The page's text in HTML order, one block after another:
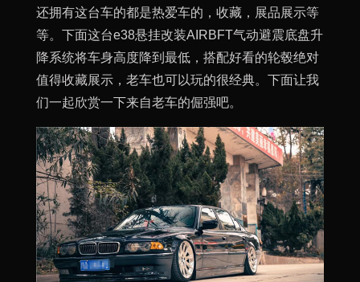
还拥有这台车的都是热爱车的，收藏，展品展示等
等。下面这台e38悬挂改装AIRBFT气动避震底盘升
降系统将车身高度降到最低，搭配好看的轮毂绝对
值得收藏展示，老车也可以玩的很经典。下面让我
们一起欣赏一下来自老车的倔强吧。